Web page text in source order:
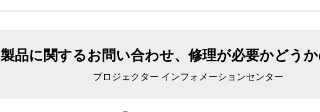
製品に関するお問い合わせ、修理が必要かどう
プロジェクター インフォメーションセンター